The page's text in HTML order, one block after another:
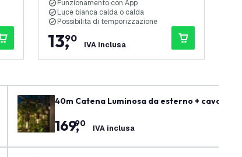
Funzionamento con App
Luce bianca calda o calda
Possibilità di temporizzazione
13,
90
IVA inclusa
40m Catena Luminosa da esterno + cavo di
169,
90 IVA inclusa